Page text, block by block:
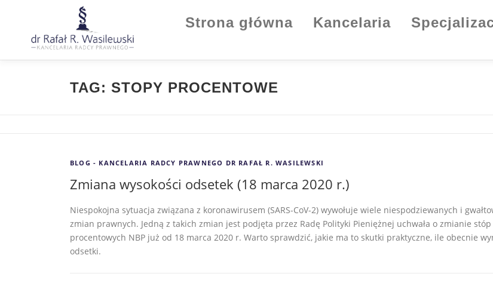
Strona główna Kancelaria
TAG: STOPY PROCENTOWE
BLOG - KANCELARIA RADCY PRAWNEGO DR RAFAŁ R. WASILEWSKI
Zmiana wysokości odsetek (18 marca 2020 r.)
Niespokojna sytuacja związana z koronawirusem (SARS-CoV-2) wywołuje wiele niespodziewanych i
zmian prawnych. Jedną z takich zmian jest podjęta przez Radę Polityki Pieniężnej uchwała o zmianie stóp
procentowych NBP już od 18 marca 2020 r. Warto sprawdzić, jakie ma to skutki praktyczne, ile obecnie
odsetki.